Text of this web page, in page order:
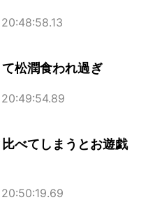
松潤食われ過ぎ
べてしまうとお遊戯